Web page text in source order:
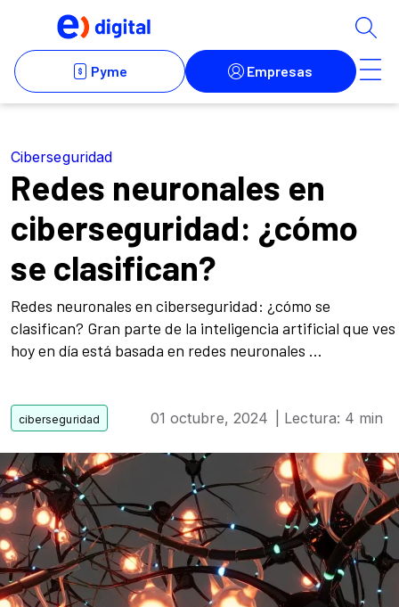
Ciberseguridad
Redes neuronales en
ciberseguridad: ¿cómo
se clasifican?
Redes neuronales en ciberseguridad: ¿cómo se
clasifican? Gran parte de la inteligencia artificial que ves
hoy en día está basada en redes neuronales ...
01 octubre, 2024 | Lectura: 4 min